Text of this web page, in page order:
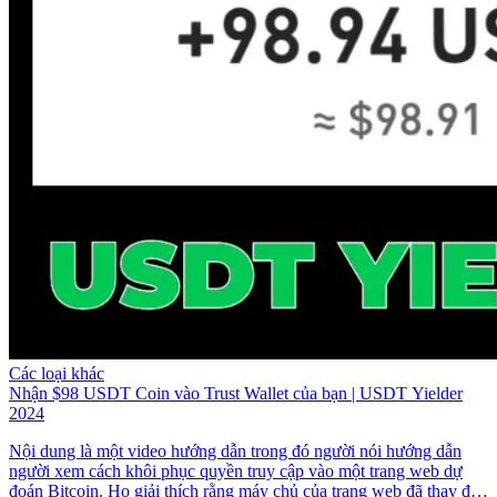
Các loại khác
Nhận $98 USDT Coin vào Trust Wallet của bạn | USDT Yielder
2024
Nội dung là một video hướng dẫn trong đó người nói hướng dẫn
người xem cách khôi phục quyền truy cập vào một trang web dự
đoán Bitcoin. Họ giải thích rằng máy chủ của trang web đã thay đổi